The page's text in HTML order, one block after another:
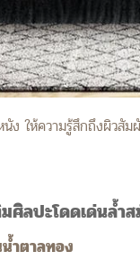
นัง ให้ความรู้สึกถึงผิวสั
ศิลปะโดดเด่นล้ำ
ำตาลทอง